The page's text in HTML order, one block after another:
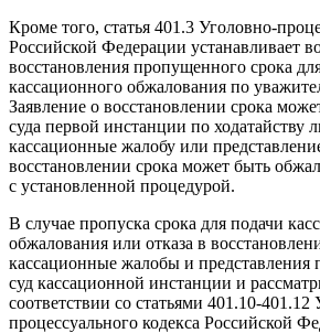
Кроме того, статья 401.3 Уголовно-
Российской Федерации устанавливает
восстановления пропущенного срока
кассационного обжалования по
Заявление о восстановлении срока
суда первой инстанции по ходатайству
кассационные жалобу или
восстановлении срока может быть
с установленной процедурой.
В случае пропуска срока для подачи
обжалования или отказа в
кассационные жалобы и представления
суд кассационной инстанции и
соответствии со статьями 401.10-401.12
процессуального кодекса Российской